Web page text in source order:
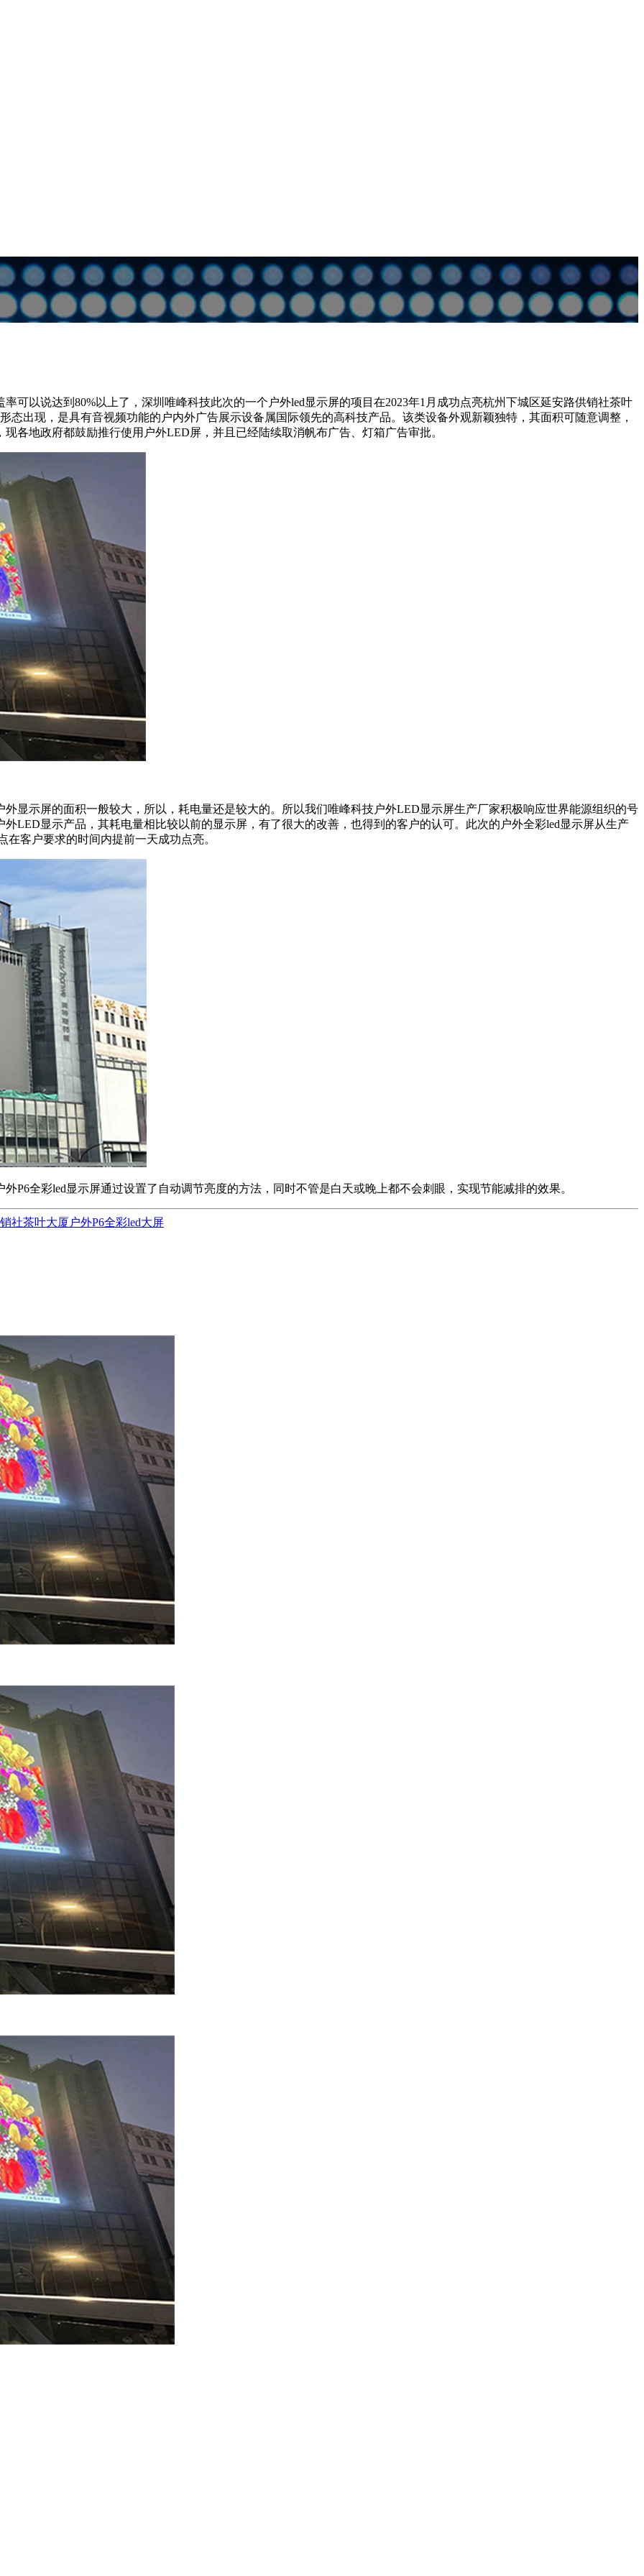
可以说达到80%以上了，深圳唯峰科技此次的一个户外led显示屏的项目在2023年1月成功点亮杭州下城区延安路供销社茶叶
态出现，是具有音视频功能的户内外广告展示设备属国际领先的高科技产品。该类设备外观新颖独特，其面积可随意调整，
各地政府都鼓励推行使用户外LED屏，并且已经陆续取消帆布广告、灯箱广告审批。
显示屏的面积一般较大，所以，耗电量还是较大的。所以我们唯峰科技户外LED显示屏生产厂家积极响应世界能源组织的号
LED显示产品，其耗电量相比较以前的显示屏，有了很大的改善，也得到的客户的认可。此次的户外全彩led显示屏从生产
客户要求的时间内提前一天成功点亮。
P6全彩led显示屏通过设置了自动调节亮度的方法，同时不管是白天或晚上都不会刺眼，实现节能减排的效果。
社茶叶大厦户外P6全彩led大屏